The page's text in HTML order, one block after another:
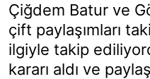
Çiğdem Batur ve
çift paylaşımları
ilgiyle takip
kararı aldı ve